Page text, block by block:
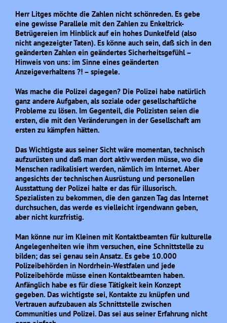
Herr Litges möchte die Zahlen nicht schönreden. Es gebe
eine gewisse Parallele mit den Zahlen zu Enkeltrick-
Betrügereien im Hinblick auf ein hohes Dunkelfeld (also
nicht angezeigter Taten). Es könne auch sein, daß sich in den
geänderten Zahlen ein geändertes Sicherheitsgefühl –
Hinweis von uns: im Sinne eines geänderten
Anzeigeverhaltens ?! – spiegele.
Was mache die Polizei dagegen? Die Polizei habe natürlich
ganz andere Aufgaben, als soziale oder gesellschaftliche
Probleme zu lösen. Im Gegenteil, die Polizisten seien die
ersten, die mit den Veränderungen in der Gesellschaft am
ersten zu kämpfen hätten.
Das Wichtigste aus seiner Sicht wäre momentan, technisch
aufzurüsten und daß man dort aktiv werden müsse, wo die
Menschen radikalisiert werden, nämlich im Internet. Aber
angesichts der technischen Ausrüstung und personellen
Ausstattung der Polizei halte er das für illusorisch.
Spezialisten zu bekommen, die den ganzen Tag das Internet
durchsuchen, das werde es vielleicht irgendwann geben,
aber nicht kurzfristig.
Man könne nur im Kleinen mit Kontaktbeamten für kulturelle
Angelegenheiten wie ihm versuchen, eine Schnittstelle zu
bilden; das sei genau sein Ansatz. Es gebe 10.000
Polizeibehörden in Nordrhein-Westfalen und jede
Polizeibehörde müsse einen Kontaktbeamten haben.
Anfänglich habe es für diese Tätigkeit kein Konzept
gegeben. Das wichtigste sei, Kontakte zu knüpfen und
Vertrauen aufzubauen als Schnittstelle zwischen
Communities und Polizei. Das sei aus seiner Erfahrung nicht